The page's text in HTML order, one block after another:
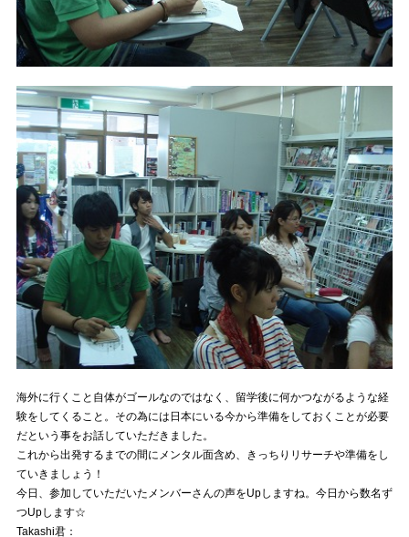
海外に行くこと自体がゴールなのではなく、留学後に何かつながるような経
験をしてくること。その為には日本にいる今から準備をしておくことが必要
だという事をお話していただきました。
これから出発するまでの間にメンタル面含め、きっちりリサーチや準備をし
ていきましょう！
今日、参加していただいたメンバーさんの声をUpしますね。今日から数名ず
つUpします☆
Takashi君：